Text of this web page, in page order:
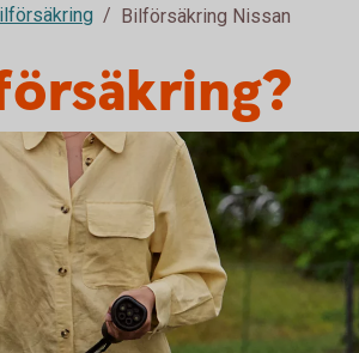
Bilförsäkring Nissan